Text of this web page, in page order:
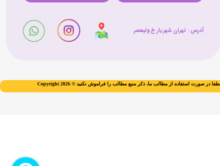
آدرس : تهران شهریار خ ولیعصر​​​​​​​